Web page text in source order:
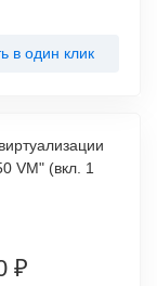
в один клик
VM" (вкл. 1
₽